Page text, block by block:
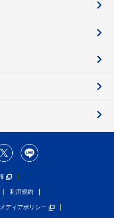
利用規約
ディアポリシー